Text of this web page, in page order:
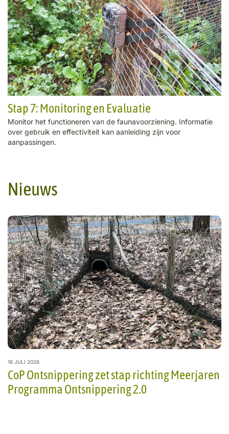
Stap 7: Monitoring en Evaluatie
Monitor het functioneren van de faunavoorziening. Informatie
over gebruik en effectiviteit kan aanleiding zijn voor
aanpassingen.
Nieuws
16 JULI 2026
CoP Ontsnippering zet stap richting Meerjaren
Programma Ontsnippering 2.0